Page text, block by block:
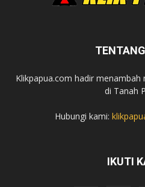
Klikpapua.com hadir
di Tanah
Hubungi kami:
IKUTI